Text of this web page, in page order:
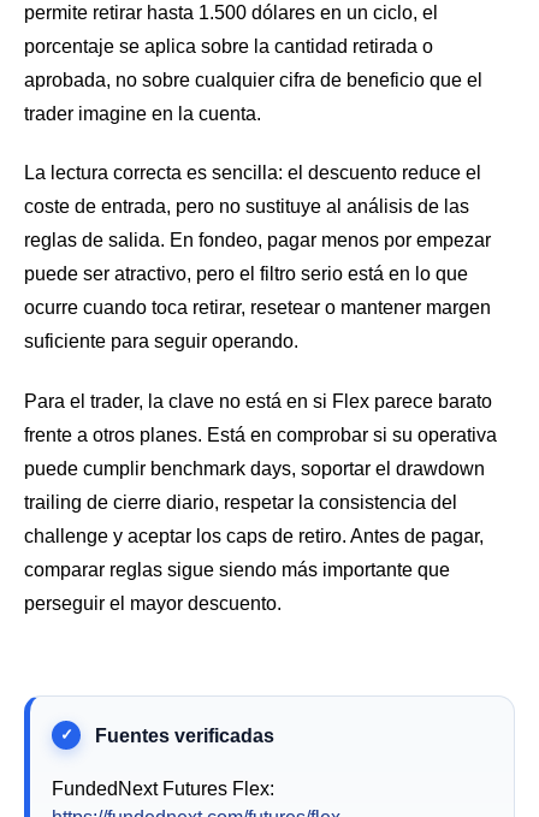
permite retirar hasta 1.500 dólares en un ciclo, el
porcentaje se aplica sobre la cantidad retirada o
aprobada, no sobre cualquier cifra de beneficio que el
trader imagine en la cuenta.
La lectura correcta es sencilla: el descuento reduce el
coste de entrada, pero no sustituye al análisis de las
reglas de salida. En fondeo, pagar menos por empezar
puede ser atractivo, pero el filtro serio está en lo que
ocurre cuando toca retirar, resetear o mantener margen
suficiente para seguir operando.
Para el trader, la clave no está en si Flex parece barato
frente a otros planes. Está en comprobar si su operativa
puede cumplir benchmark days, soportar el drawdown
trailing de cierre diario, respetar la consistencia del
challenge y aceptar los caps de retiro. Antes de pagar,
comparar reglas sigue siendo más importante que
perseguir el mayor descuento.
FundedNext Futures Flex: